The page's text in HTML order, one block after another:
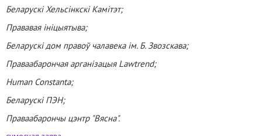
Беларускі Хельсінкскі Камітэт;
Прававая ініцыятыва;
Беларускі дом правоў чалавека ім. Б. Звозскава;
Праваабарончая арганізацыя Lawtrend;
Human Constanta;
Беларускі ПЭН;
Праваабарончы цэнтр "Вясна".